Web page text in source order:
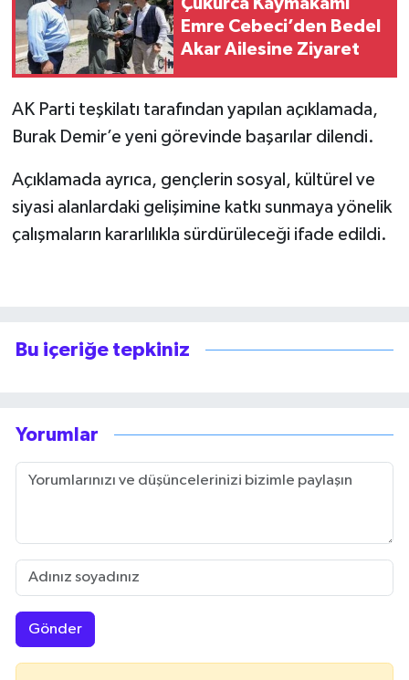
Emre Cebeci’den Bedel
Akar Ailesine Ziyaret
AK Parti teşkilatı tarafından yapılan açıklamada,
Burak Demir’e yeni görevinde başarılar dilendi.
Açıklamada ayrıca, gençlerin sosyal, kültürel ve
siyasi alanlardaki gelişimine katkı sunmaya yönelik
çalışmaların kararlılıkla sürdürüleceği ifade edildi.
Bu içeriğe tepkiniz
Yorumlar
Gönder
SPOR
TARİH
TEKNOLOJİ